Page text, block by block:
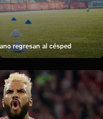
regresan al césped